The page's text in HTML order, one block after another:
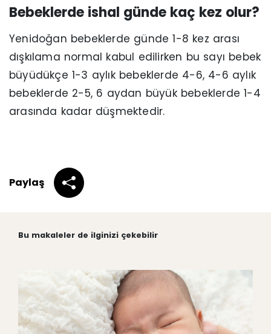
Bebeklerde ishal günde kaç kez olur?
Yenidoğan bebeklerde günde 1-8 kez arası
dışkılama normal kabul edilirken bu sayı bebek
büyüdükçe 1-3 aylık bebeklerde 4-6, 4-6 aylık
bebeklerde 2-5, 6 aydan büyük bebeklerde 1-4
arasında kadar düşmektedir.
Paylaş
Bu makaleler de ilginizi çekebilir